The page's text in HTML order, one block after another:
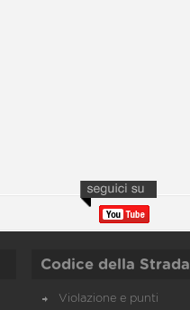
Codice della Strada
Violazione e punti